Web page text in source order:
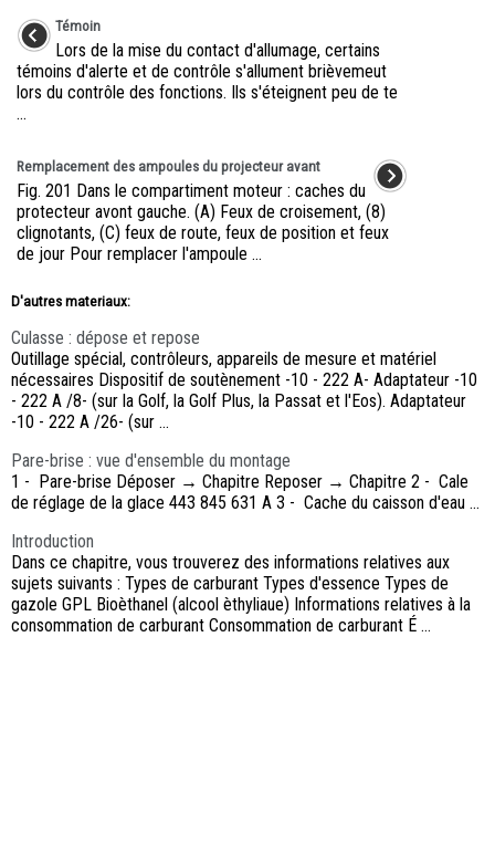
Témoin
Lors de la mise du contact d'allumage, certains
témoins d'alerte et de contrôle s'allument brièvemeut
lors du contrôle des fonctions. Ils s'éteignent peu de te
...
Remplacement des ampoules du projecteur avant
Fig. 201 Dans le compartiment moteur : caches du
protecteur avont gauche. (A) Feux de croisement, (8)
clignotants, (C) feux de route, feux de position et feux
de jour Pour remplacer l'ampoule ...
D'autres materiaux:
Culasse : dépose et repose
Outillage spécial, contrôleurs, appareils de mesure et matériel
nécessaires Dispositif de soutènement -10 - 222 A- Adaptateur -10
- 222 A /8- (sur la Golf, la Golf Plus, la Passat et l'Eos). Adaptateur
-10 - 222 A /26- (sur ...
Pare-brise : vue d'ensemble du montage
1 - Pare-brise Déposer → Chapitre Reposer → Chapitre 2 - Cale
de réglage de la glace 443 845 631 A 3 - Cache du caisson d'eau ...
Introduction
Dans ce chapitre, vous trouverez des informations relatives aux
sujets suivants : Types de carburant Types d'essence Types de
gazole GPL Bioèthanel (alcool èthyliaue) Informations relatives à la
consommation de carburant Consommation de carburant É ...